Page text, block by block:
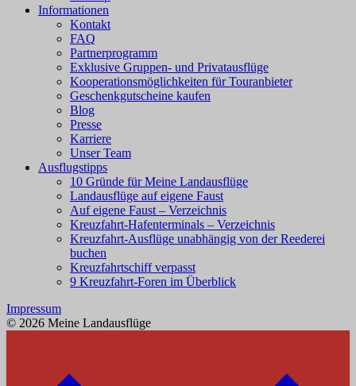
Informationen
Kontakt
FAQ
Partnerprogramm
Exklusive Gruppen- und Privatausflüge
Kooperationsmöglichkeiten für Touranbieter
Geschenkgutscheine kaufen
Blog
Presse
Karriere
Unser Team
Ausflugstipps
10 Gründe für Meine Landausflüge
Landausflüge auf eigene Faust
Auf eigene Faust – Verzeichnis
Kreuzfahrt-Hafenterminals – Verzeichnis
Kreuzfahrt-Ausflüge unabhängig von der Reederei
buchen
Kreuzfahrtschiff verpasst
9 Kreuzfahrt-Foren im Überblick
Impressum
© 2026 Meine Landausflüge